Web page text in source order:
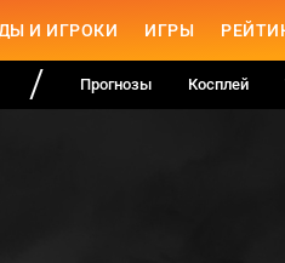
И ИГРОКИ ИГРЫ
Прогнозы Косплей